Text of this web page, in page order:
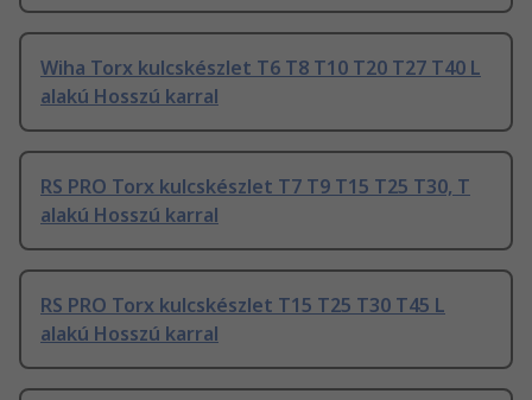
Wiha Torx kulcskészlet T6 T8 T10 T20 T27 T40 L
alakú Hosszú karral
RS PRO Torx kulcskészlet T7 T9 T15 T25 T30, T
alakú Hosszú karral
RS PRO Torx kulcskészlet T15 T25 T30 T45 L
alakú Hosszú karral